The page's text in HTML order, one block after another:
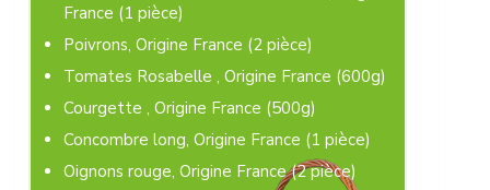
France (1 pièce)
Poivrons, Origine France (2 pièce)
Tomates Rosabelle , Origine France (600g)
Courgette , Origine France (500g)
Concombre long, Origine France (1 pièce)
Oignons rouge, Origine France (2 pièce)